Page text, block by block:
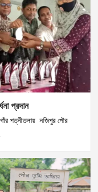
প্রদান
পত্নীতলায় নজিপুর পৌর